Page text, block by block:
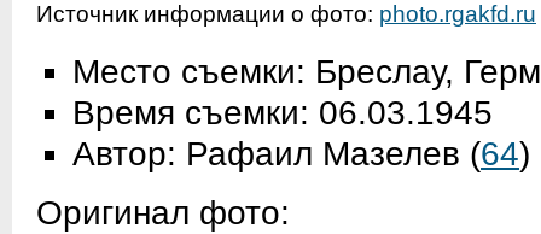
Источник информации о фото: photo.rgakfd.ru
Место съемки: Бреслау,
Время съемки: 06.03.1945
Автор: Рафаил Мазелев (64)
Оригинал фото: